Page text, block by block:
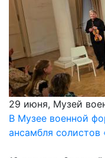
29 июня, Музей
В Музее военной
ансамбля солистов